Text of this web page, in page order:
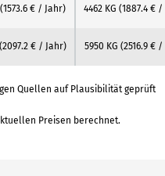
(1573.6 € / Jahr) 4462 KG (1887.4 € /
(2097.2 € / Jahr) 5950 KG (2516.9 € /
Quellen auf Plausibilität geprüft
Preisen berechnet.